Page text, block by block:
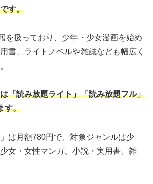
す。
を扱っており、少年・少女漫画を始め
書、ライトノベルや雑誌なども幅広く
「読み放題ライト」「読み放題フル」
す。
」は月額780円で、対象ジャンルは少
女・女性マンガ、小説・実用書、雑